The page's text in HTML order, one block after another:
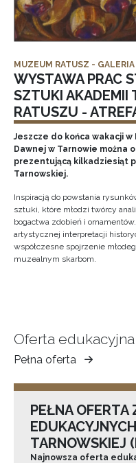
MUZEUM RATUSZ -
WYSTAWA PRAC
SZTUKI AKADEMII
RATUSZU -
Jeszcze do końca wakacji
Dawnej w Tarnowie można
prezentującą kilkadziesiąt
Tarnowskiej.
Inspiracją do powstania
sztuki, które młodzi twórcy
bogactwa zdobień i
artystycznej interpretacji
współczesne spojrzenie
muzealnym skarbom.
Oferta edukacyjna
Pełna oferta
Muzeum
Ziemi
PEŁNA OFERTA
TARNOWSKIEJ
Najnowsza oferta